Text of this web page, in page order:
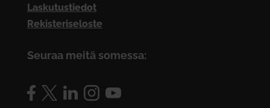
Laskutustiedot
Rekisteriseloste
Seuraa meitä somessa: